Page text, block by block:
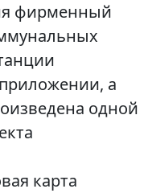
фирменный
а
одной
карта